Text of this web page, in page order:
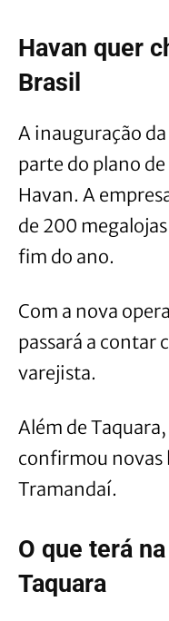
Havan quer
Brasil
A inauguração
parte do plano
Havan. A
de 200
fim do ano.
Com a nova
passará a contar
varejista.
Além de
confirmou novas
Tramandaí.
O que terá
Taquara